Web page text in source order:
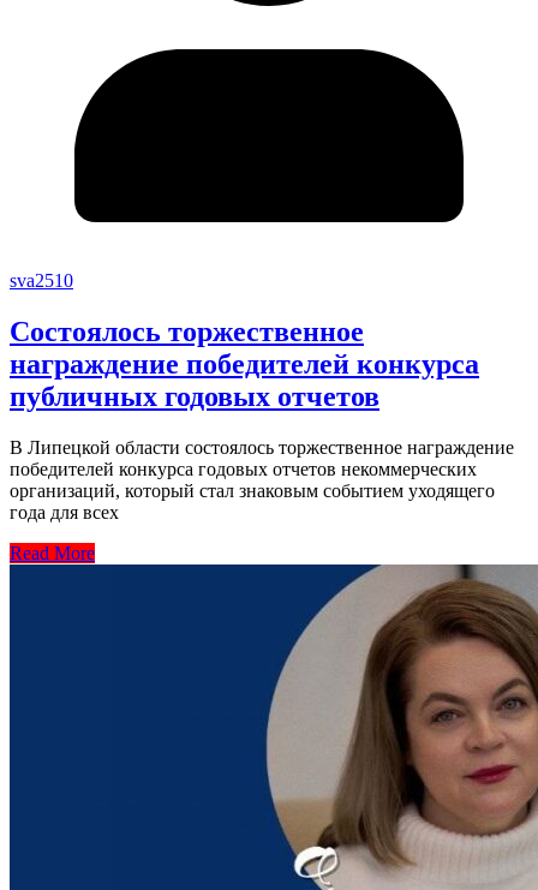
sva2510
Состоялось торжественное
награждение победителей конкурса
публичных годовых отчетов
В Липецкой области состоялось торжественное награждение
победителей конкурса годовых отчетов некоммерческих
организаций, который стал знаковым событием уходящего
года для всех
Read More